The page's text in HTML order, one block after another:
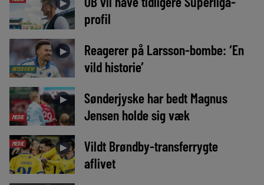
►
profil
INTERVIEW
►
Reagerer på Larsson-bombe: ‘En
vild historie’
MEDIE
►
Sønderjyske har bedt Magnus
Jensen holde sig væk
MEDIE ►
Vildt Brøndby-transferrygte
aflivet